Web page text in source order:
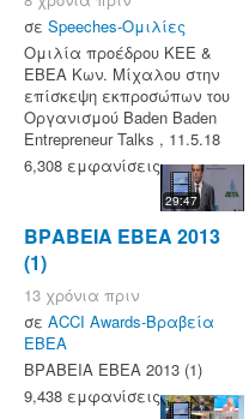
σε Speeches-Ομιλίες
Ομιλία προέδρου ΚΕΕ &
ΕΒΕΑ Κων. Μίχαλου στην
επίσκεψη εκπροσώπων του
Οργανισμού Baden Baden
Entrepreneur Talks , 11.5.18
6,308 εμφανίσεις
29:47
ΒΡΑΒΕΙΑ ΕΒΕΑ 2013
(1)
13 χρόνια πριν
σε ACCI Awards-Βραβεία
ΕΒΕΑ
ΒΡΑΒΕΙΑ ΕΒΕΑ 2013 (1)
9,438 εμφανίσεις